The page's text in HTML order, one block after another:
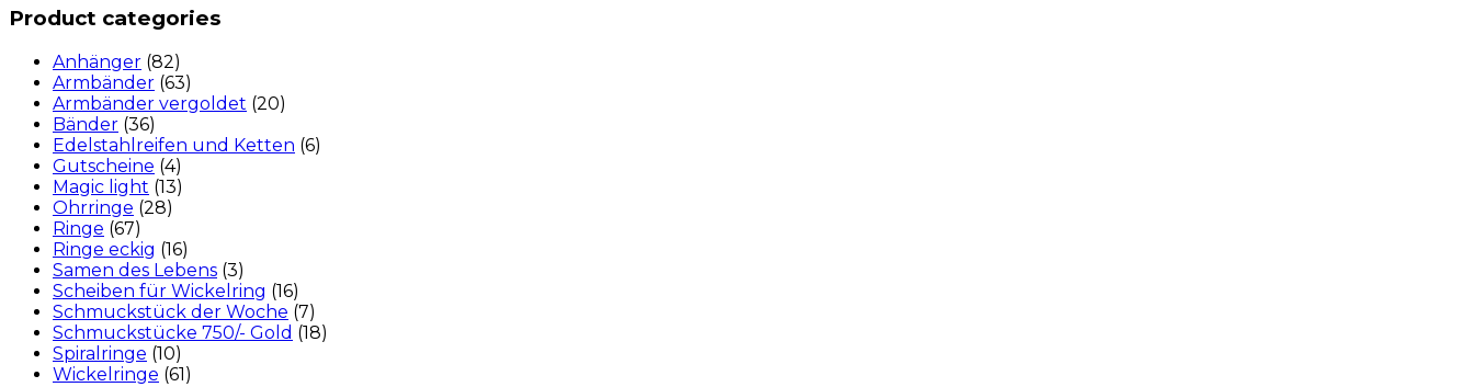
Product categories
Anhänger (82)
Armbänder (63)
Armbänder vergoldet (20)
Bänder (36)
Edelstahlreifen und Ketten (6)
Gutscheine (4)
Magic light (13)
Ohrringe (28)
Ringe (67)
Ringe eckig (16)
Samen des Lebens (3)
Scheiben für Wickelring (16)
Schmuckstück der Woche (7)
Schmuckstücke 750/- Gold (18)
Spiralringe (10)
Wickelringe (61)